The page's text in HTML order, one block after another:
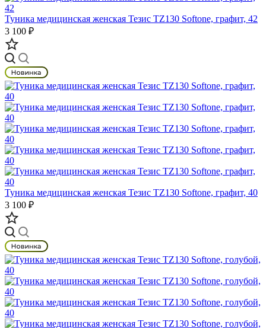
Туника медицинская женская Тезис TZ130 Softone, графит, 42
3 100 ₽
Туника медицинская женская Тезис TZ130 Softone, графит, 40
3 100 ₽